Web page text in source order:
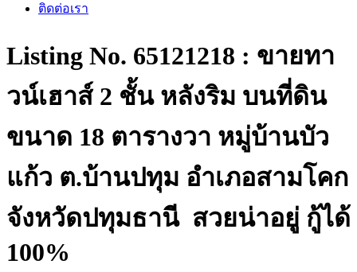
ติดต่อเรา
Listing No. 65121218 : ขายทา
วน์เฮาส์ 2 ชั้น หลังริม บนที่ดิน
ขนาด 18 ตารางวา หมู่บ้านบัว
แก้ว ต.บ้านปทุม อำเภอสามโคก
จังหวัดปทุมธานี สวยน่าอยู่ กู้ได้
100%